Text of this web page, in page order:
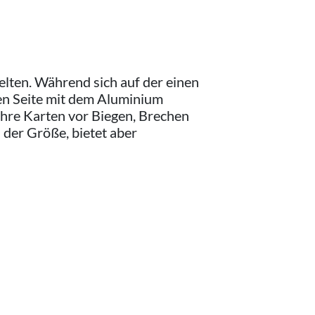
Während sich auf der einen
Seite mit dem Aluminium
Karten vor Biegen, Brechen
Größe, bietet aber